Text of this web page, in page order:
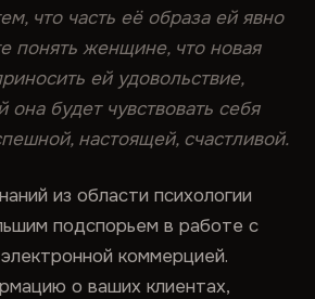
что часть её образа ей явно
понять женщине, что новая
ей удовольствие,
она будет чувствовать себя
настоящей, счастливой.
из области психологии
подспорьем в работе с
коммерцией.
о ваших клиентах,